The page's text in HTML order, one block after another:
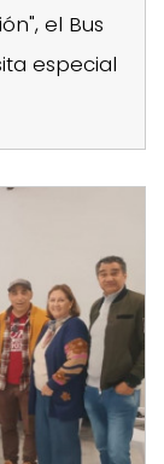
el Bus
especial